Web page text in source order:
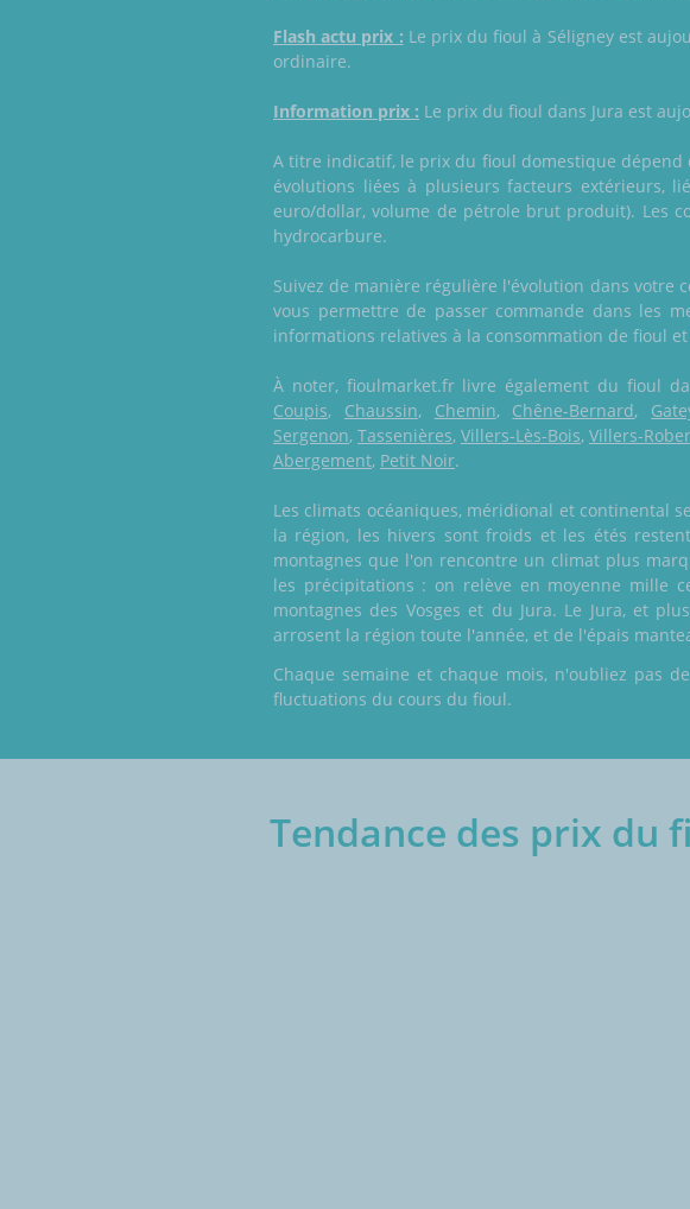
Flash actu prix : Le prix du fioul à Séligney est
ordinaire.
Information prix : Le prix du fioul dans Jura est
A titre indicatif, le prix du fioul domestique dépend
évolutions liées à plusieurs facteurs extérieurs,
euro/dollar, volume de pétrole brut produit). Les
hydrocarbure.
Suivez de manière régulière l'évolution dans votre
vous permettre de passer commande dans les
informations relatives à la consommation de fioul
À noter, fioulmarket.fr livre également du fioul
Coupis, Chaussin, Chemin, Chêne-Bernard,
Sergenon, Tassenières, Villers-Lès-Bois, Villers-
Abergement, Petit Noir.
Les climats océaniques, méridional et continental
la région, les hivers sont froids et les étés
montagnes que l'on rencontre un climat plus
les précipitations : on relève en moyenne mille
montagnes des Vosges et du Jura. Le Jura, et
arrosent la région toute l'année, et de l'épais
Chaque semaine et chaque mois, n'oubliez pas
fluctuations du cours du fioul.
Tendance des prix du